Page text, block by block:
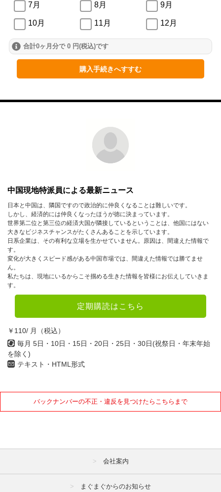
中国現地特派員による最新ニュース
日本と中国は、隣国ですので政治的に仲良くなることは難しいです。
しかし、経済的には仲良くなったほうが徳に決まっています。
世界第二位と第三位の経済大国が隣接しているということは、他国にはない
大きなビジネスチャンスがたくさんあることを示しています。
日系企業は、その有利な立場を生かせていません。原因は、間違えた情報で
す。
変化が大きくスピード感がある中国市場では、間違えた情報では勝てませ
ん。
私たちは、現地にいるからこそ掴める生きた情報を皆様にお伝えしていきま
す。
定期購読はこちら
￥110/ 月（税込）
毎月 5日・10日・15日・20日・25日・30日(祝祭日・年末年始
を除く)
テキスト・HTML形式
バックナンバーの不正・違反を見つけたらこちらまで
7月 8月 9月
10月 11月 12月
2024年
2月
7月 8月 9月
4月 5月
7月 8月 9月
10月 11月 12月
2022年
8月
10月 11月 12月
2021年
1月
7月 8月 9月
2月
5月
合計0ヶ月分で 0 円(税込)です
購入手続きへすすむ
会社案内
まぐまぐからのお知らせ